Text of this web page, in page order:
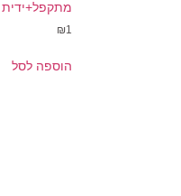
מתקפל+ידית
₪1
הוספה לסל